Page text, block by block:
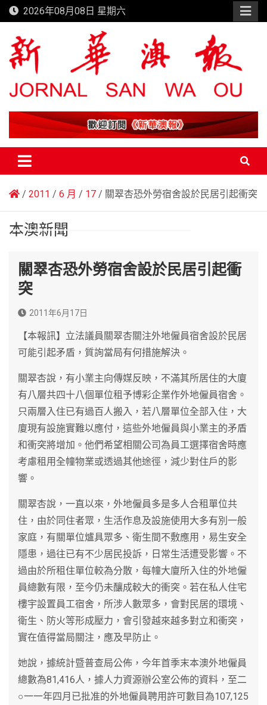
Skip
to
content
2026年08月08日 星期六
新華澳報
2011 6 月 17 關翠杏恐外勞宿舍設於民居引起衝突
本澳新聞
關翠杏恐外勞宿舍設於民居引起衝
突
2011年6月17日
【本報訊】立法議員關翠杏關注外地僱員宿舍設於民居
可能引起矛盾，質詢當局有何措施解決。
關翠杏說，有小業主向傳媒反映，不滿其所居住的大廈
有八層共四十八個單位租予博彩企業作外地僱員宿舍。
只兩層入住已有過百人搬入，若八層單位全部入住，大
廈現有設施實難以應付，這些外地僱員與小業主的矛盾
和衝突將增加。他們希望相關公司為員工選擇宿舍時應
考慮租用全幢物業或透過其他途徑，減少對住戶的影
響。
關翠杏說，一直以來，外地僱員多是多人合租單位共
住，由於同住者眾，生活作息及設施使用大多有別一般
家庭，有關單位爐具眾多、衛生間不敷應用，易生安全
隱患，過往已有不少居民投訴，日常生活遭受影響。不
過由於所租住單位較為分散，每幢大廈所入住的外地僱
員總數有限，至今仍未釀成較大的衝突。若在私人住宅
樓宇設置員工宿舍，所涉人數眾多，會對民居的環境、
衛生、防火等形成壓力，會引發越來越多對立和衝突，
實在值得當局關注，應及早防止。
她說，據統計暨普查局公佈，今年首季末本澳外地僱員
總數為81,416人，據人力資源辦公室公佈的資料，至二
○一一年四月已批准的外地僱員聘用許可數目為107,125